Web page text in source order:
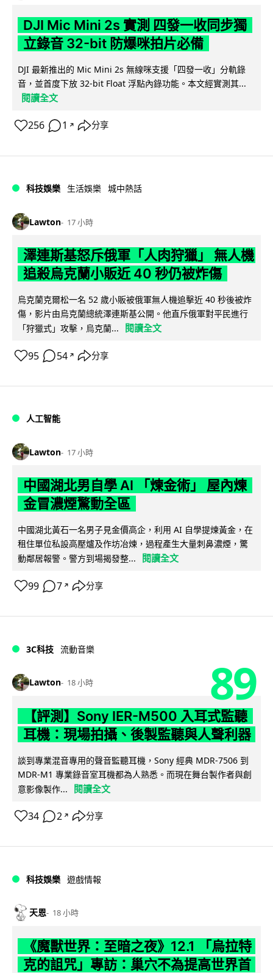
DJI Mic Mini 2s 實測 四發一收同步獨
立錄音 32-bit 防爆咪拍片必備
DJI 最新推出的 Mic Mini 2s 無線咪支援「四發一收」分軌錄
音，並首度下放 32-bit Float 浮點內錄功能。本文經實測其...
閱讀全文
256 1 ↗ 分享
科技娛樂 生活娛樂 城中熱話
Lawton 17 小時
澤連斯基怒斥俄軍「人肉狩獵」 無人機
追殺烏克蘭小販近 40 秒仍被炸傷
烏克蘭克爾松一名 52 歲小販被俄軍無人機追擊近 40 秒後被炸
傷，影片由烏克蘭總統澤連斯基公開。他直斥俄軍對平民進行
「狩獵式」攻擊，烏克蘭...
閱讀全文
95 54 ↗ 分享
人工智能
Lawton 17 小時
中國湖北男自學 AI 「煉金術」 屋內煉
金冒濃煙驚動全區
中國湖北黃石一名男子見金價高企，利用 AI 自學提煉黃金，在
租住單位私設高壓爐及作坊冶煉，過程產生大量刺鼻濃煙，驚
動鄰居報警。警方到場揭發整...
閱讀全文
99 7 ↗ 分享
3C科技 流動音樂
Lawton 18 小時 89
【評測】Sony IER-M500 入耳式監聽
耳機：現場拍攝、後製監聽與人聲利器
談到專業混音專用的聲音監聽耳機，Sony 經典 MDR-7506 到
MDR-M1 專業錄音室耳機都為人熟悉。而現在舞台製作者與創
意影像製作...
閱讀全文
34 2 ↗ 分享
科技娛樂 遊戲情報
天恩 18 小時
《魔獸世界：至暗之夜》12.1 「烏拉特
克的詛咒」專訪：巢穴不為提高世界首